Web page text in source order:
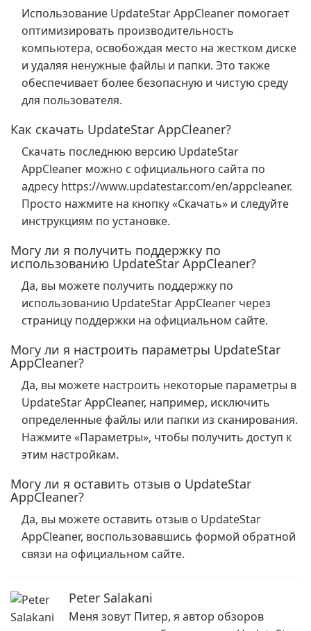
Использование UpdateStar AppCleaner помогает
оптимизировать производительность
компьютера, освобождая место на жестком диске
и удаляя ненужные файлы и папки. Это также
обеспечивает более безопасную и чистую среду
для пользователя.
Как скачать UpdateStar AppCleaner?
Скачать последнюю версию UpdateStar
AppCleaner можно с официального сайта по
адресу https://www.updatestar.com/en/appcleaner.
Просто нажмите на кнопку «Скачать» и следуйте
инструкциям по установке.
Могу ли я получить поддержку по
использованию UpdateStar AppCleaner?
Да, вы можете получить поддержку по
использованию UpdateStar AppCleaner через
страницу поддержки на официальном сайте.
Могу ли я настроить параметры UpdateStar
AppCleaner?
Да, вы можете настроить некоторые параметры в
UpdateStar AppCleaner, например, исключить
определенные файлы или папки из сканирования.
Нажмите «Параметры», чтобы получить доступ к
этим настройкам.
Могу ли я оставить отзыв о UpdateStar
AppCleaner?
Да, вы можете оставить отзыв о UpdateStar
AppCleaner, воспользовавшись формой обратной
связи на официальном сайте.
Peter Salakani
Меня зовут Питер, я автор обзоров